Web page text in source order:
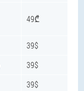
49₾
39$
39$
39$